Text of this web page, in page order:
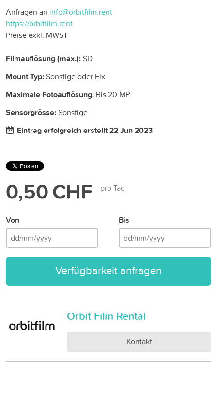
Anfragen an info@orbitfilm.rent
https://orbitfilm.rent
Preise exkl. MWST
Filmauflösung (max.): SD
Mount Typ: Sonstige oder Fix
Maximale Fotoauflösung: Bis 20 MP
Sensorgrösse: Sonstige
Eintrag erfolgreich erstellt 22 Jun 2023
0,50 CHF pro Tag
Von Bis
Verfügbarkeit anfragen
Orbit Film Rental
Kontakt